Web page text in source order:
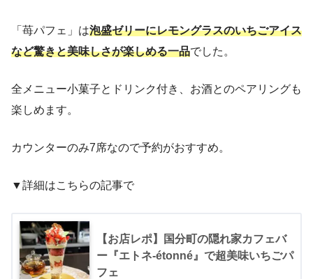
「苺パフェ」は泡盛ゼリーにレモングラスのいちごアイス
など驚きと美味しさが楽しめる一品でした。
全メニュー小菓子とドリンク付き、お酒とのペアリングも
楽しめます。
カウンターのみ7席なので予約がおすすめ。
▼詳細はこちらの記事で
【お店レポ】国分町の隠れ家カフェバ
ー『エトネ-étonné』で超美味いちごパ
フェ